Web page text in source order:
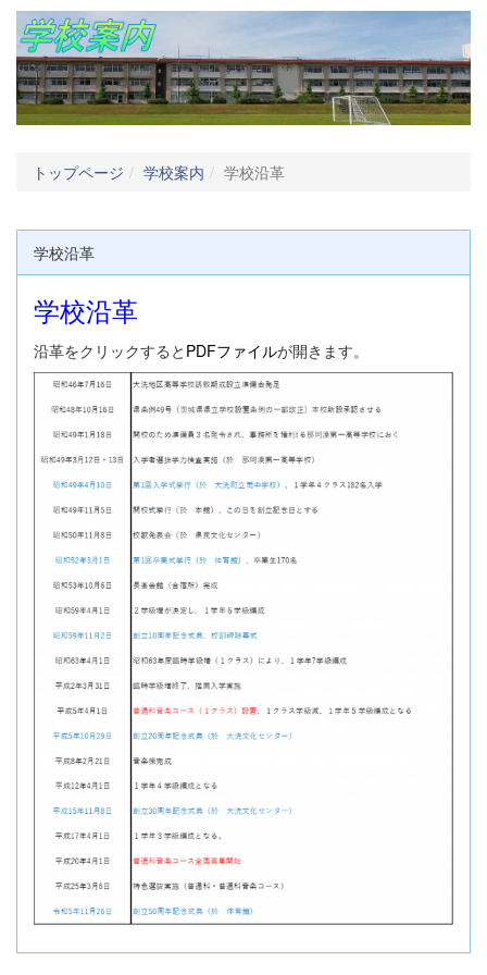
トップページ 学校案内 学校沿革
学校沿革
学校沿革
沿革をクリックすると PDFファイルが開きます。